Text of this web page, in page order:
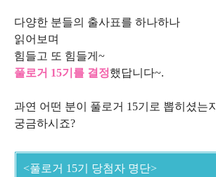
다양한 분들의 출사표를 하나하나
읽어보며
힘들고 또 힘들게~
풀로거 15기를 결정했답니다~.
과연 어떤 분이 풀로거 15기로 뽑히셨는지
궁금하시죠?
<풀로거 15기 당첨자 명단>